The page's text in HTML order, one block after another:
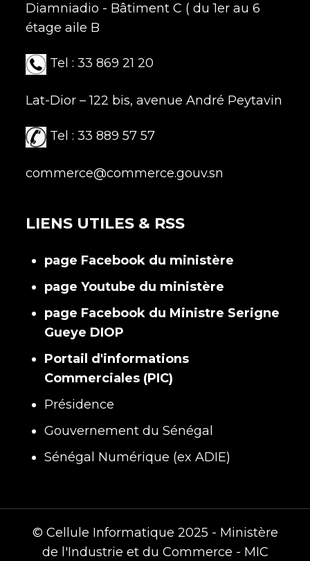
Diamniadio - Bâtiment C ( du 1er au 6
étage aile B
Tel : 33 869 21 20
Lat-Dior – 122 bis, avenue André Peytavin
Tel : 33 889 57 57
commerce@commerce.gouv.sn
LIENS UTILES & RSS
page Facebook du ministère
page Youtube du ministère
page Facebook du Ministre Serigne
Gueye DIOP
Portail d'informations
Commerciales (PIC)
Présidence
Gouvernement du Sénégal
Sénégal Numérique (ex ADIE)
© Cellule Informatique 2025 - Ministère
de l'Industrie et du Commerce - MIC